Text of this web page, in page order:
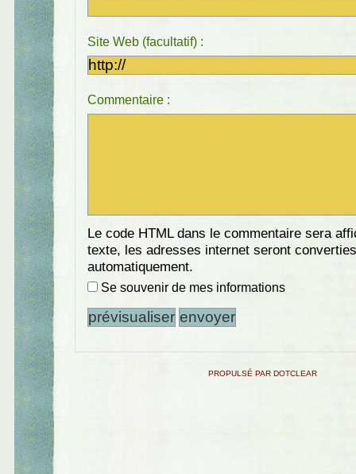
Site Web (facultatif) :
Commentaire :
Le code HTML dans le commentaire sera
texte, les adresses internet seront converties
automatiquement.
Se souvenir de mes informations
PROPULSÉ PAR DOTCLEAR